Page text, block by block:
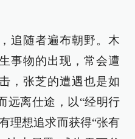
追随者遍布朝野。木
事物的出现，常会遭
，张芝的遭遇也是如
远离仕途，以“经明行
理想追求而获得“张有